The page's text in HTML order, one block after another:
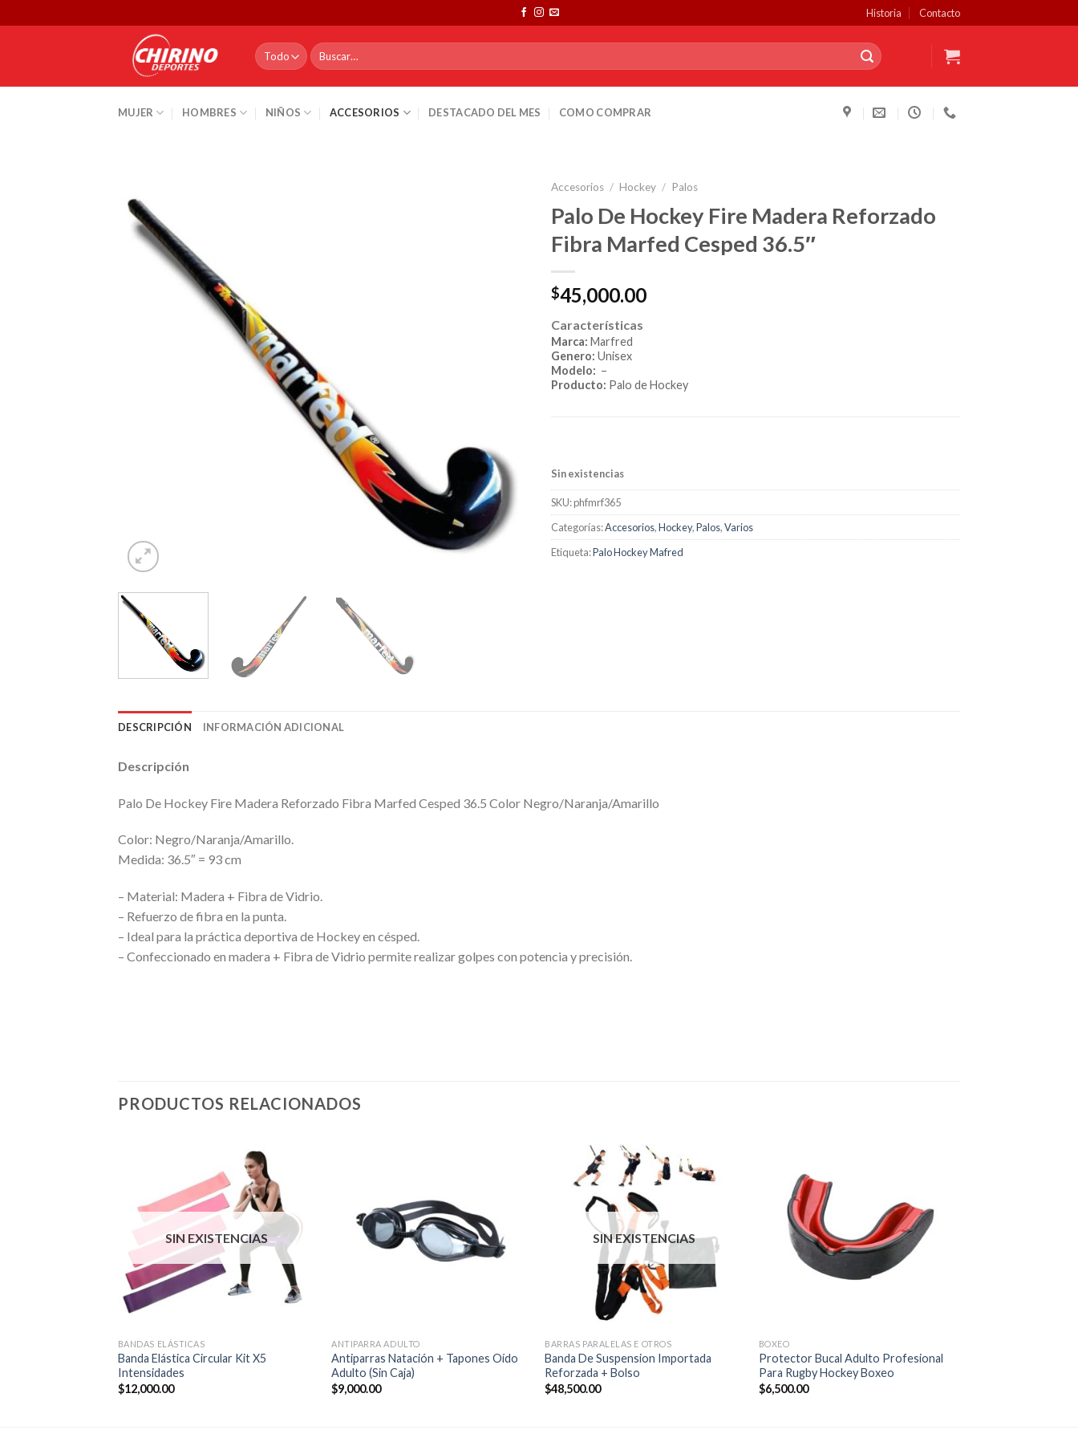
to
Historia Contacto
Buscar
por:
MUJER HOMBRES NIÑOS ACCESORIOS DESTACADO DEL MES COMO COMPRAR
Accesorios / Hockey / Palos
Palo De Hockey Fire Madera Reforzado
Fibra Marfed Cesped 36.5″
$45,000.00
Características
Marca: Marfred
Genero: Unisex
Modelo: –
Producto: Palo de Hockey
Sin existencias
SKU:phfmrf365
Categorías:Accesorios,Hockey,Palos,Varios
Etiqueta:Palo Hockey Mafred
DESCRIPCIÓN INFORMACIÓN ADICIONAL
Descripción
Palo De Hockey Fire Madera Reforzado Fibra Marfed Cesped 36.5 Color Negro/Naranja/Amarillo
Color: Negro/Naranja/Amarillo.
Medida: 36.5″ = 93 cm
– Material: Madera + Fibra de Vidrio.
– Refuerzo de fibra en la punta.
– Ideal para la práctica deportiva de Hockey en césped.
– Confeccionado en madera + Fibra de Vidrio permite realizar golpes con potencia y precisión.
PRODUCTOS RELACIONADOS
SIN EXISTENCIAS
BANDAS ELÁSTICAS
Banda Elástica Circular Kit X5
Intensidades
$12,000.00
ANTIPARRA ADULTO
Antiparras Natación + Tapones Oído
Adulto (Sin Caja)
$9,000.00
SIN EXISTENCIAS
BARRAS PARALELAS E OTROS
Banda De Suspension Importada
Reforzada + Bolso
$48,500.00
BOXEO
Protector Bucal Adulto Profesional
Para Rugby Hockey Boxeo
$6,500.00